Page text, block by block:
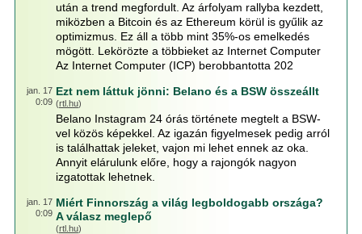
után a trend megfordult. Az árfolyam rallyba kezdett,
miközben a Bitcoin és az Ethereum körül is gyűlik az
optimizmus. Ez áll a több mint 35%-os emelkedés
mögött. Lekörözte a többieket az Internet Computer
Az Internet Computer (ICP) berobbantotta 202
jan. 17
0:09
Ezt nem láttuk jönni: Belano és a BSW összeállt
(rtl.hu)
Belano Instagram 24 órás története megtelt a BSW-
vel közös képekkel. Az igazán figyelmesek pedig arról
is találhattak jeleket, vajon mi lehet ennek az oka.
Annyit elárulunk előre, hogy a rajongók nagyon
izgatottak lehetnek.
jan. 17
0:09
Miért Finnország a világ legboldogabb országa?
A válasz meglepő
(rtl.hu)